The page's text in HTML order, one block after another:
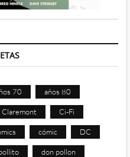
70 años 80
Ci-Fi
cómic DC
don pollon